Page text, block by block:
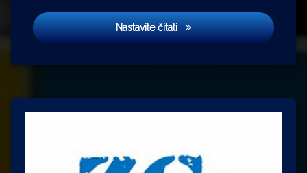
Nastavite čitatiNjemačka : Švedska